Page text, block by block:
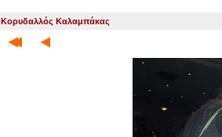
Κορυδαλλός Καλαμπάκας